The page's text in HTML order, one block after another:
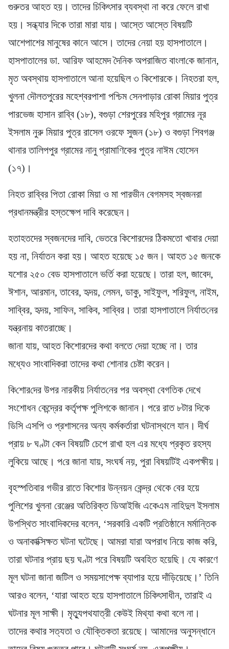
গুরুতর আহত হয়। তাদের চিকিৎসার ব্যবস্থা না করে ফেলে রাখা
হয়। সন্ধ্যার দিকে তারা মারা যায়। আস্তে আস্তে বিষয়টি
আশেপাশের মানুষের কানে আসে। তাদের নেয়া হয় হাসপাতালে।
হাসপাতালের ডা. আরিফ আহমেদ দৈনিক অপরা‌জিত বাংলা‌কে জানান,
মৃত অবস্থায় হাসপাতালে আনা হয়েছিল ৩ কিশোরকে। নিহতরা হল,
খুলনা দৌলতপুরের মহেশ্বরপাশা পশ্চিম সেনপাড়ার রোকা মিয়ার পুত্র
পারভেজ হাসান রাব্বি (১৮), বগুড়া শেরপুরের মহিপুর গ্রামের নূর
ইসলাম নুরু মিয়ার পুত্র রাসেল ওরফে সুজন (১৮) ও বগুড়া শিবগঞ্জ
থানার তালিপপুর গ্রামের নানু প্রামাণিকের পুত্র নাঈম হোসেন
(১৭)।
নিহত রাব্বির পিতা রোকা মিয়া ও মা পারভীন বেগমসহ স্বজনরা
প্রধানমন্ত্রীর হস্তক্ষেপ দাবি করেছেন।
হতাহতদের স্বজনদের দাবি, ভেতরে কিশোরদের ঠিকমতো খাবার দেয়া
হয় না, নির্যাতন করা হয়। আহত হয়েছে ১৫ জন। আহত ১৫ জনকে
যশোর ২৫০ বেড হাসপাতালে ভর্তি করা হয়েছে। তারা হল, জাবেদ,
ঈশান, আরমান, তাবের, হৃদয়, লেমন, ডাকু, সাইফুল, শরিফুল, নাইম,
সাব্বির, হৃদয়, সাফিন, সাকিব, সাব্বির। তারা হাসপাতালে ‌নির্যাত‌নের
যন্ত্রনায় কাতরাচ্ছে।
জানা যায়, আহত কিশোরদের কথা বলতে দেয়া হচ্ছে না। তার
মধ্যেও সাংবাদিকরা তাদের কথা শোনার চেষ্টা করেন।
কি‌শোর‌দের উপর নারকীয় নির্যাত‌নের পর অবস্থা বেগতিক দেখে
সংশোধন কেন্দ্রের কর্তৃপক্ষ পুলিশকে জানান। পরে রাত ৮টার দিকে
ডিসি এসপি ও প্রশাসনের অন্য কর্মকর্তারা ঘটনাস্থলে যান। দীর্ঘ
প্রায় ৮ ঘণ্টা কেন বিষয়টি চেপে রাখা হল এর মধ্যে প্রকৃত রহস্য
লুকিয়ে আছে। প‌রে জানা যায়, সংঘর্ষ নয়, পুরা বিষয়‌টিই একপক্ষীয়।
বৃহস্পতিবার গভীর রাতে কিশোর উন্নয়ন কেন্দ্র থেকে বের হয়ে
পুলিশের খুলনা রেঞ্জের অতিরিক্ত ডিআইজি একেএম নাহিদুল ইসলাম
উপস্থিত সাংবাদিকদের বলেন, ‘সরকারি একটি প্রতিষ্ঠানে মর্মান্তিক
ও অনাকাক্সিক্ষত ঘটনা ঘটেছে। আমরা যারা অপরাধ নিয়ে কাজ করি,
তারা ঘটনার প্রায় ছয় ঘণ্টা পরে বিষয়টি অবহিত হয়েছি। যে কারণে
মূল ঘটনা জানা জটিল ও সময়সাপেক্ষ ব্যাপার হয়ে দাঁড়িয়েছে।’ তিনি
আরও বলেন, ‘যারা আহত হয়ে হাসপাতালে চিকিৎসাধীন, তারাই এ
ঘটনার মূল সাক্ষী। মৃত্যুপথযাত্রী কেউই মিথ্যা কথা বলে না।
তাদের কথার সত্যতা ও যৌক্তিকতা রয়েছে। আমাদের অনুসন্ধানে